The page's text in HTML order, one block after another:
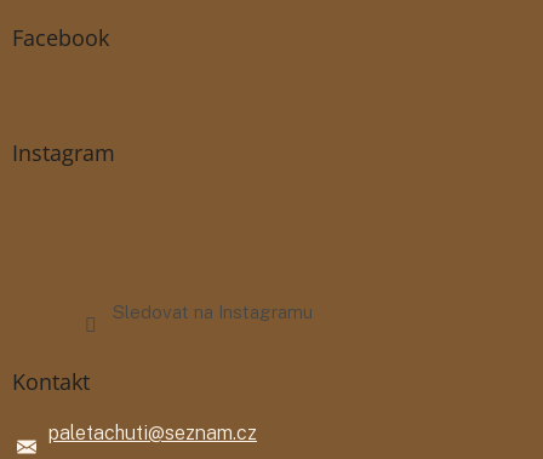
Facebook
Instagram
Sledovat na Instagramu
Kontakt
paletachuti@seznam.cz